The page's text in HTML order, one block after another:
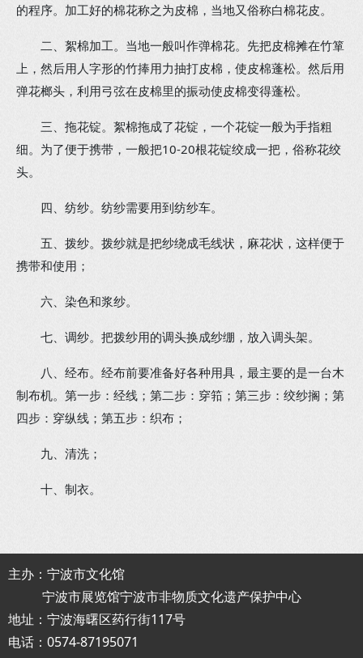
的程序。加工好的棉花称之为皮棉，当地又俗称白棉花皮。
二、絮棉加工。当地一般叫作弹棉花。先把皮棉摊在竹箪
上，然后用人字形的竹捧用力抽打皮棉，使皮棉蓬松。然后用
弹花榔头，利用弓弦在皮棉里的振动使皮棉变得蓬松。
三、拖花锭。絮棉拖成了花锭，一个花锭一般为手指粗
细。为了便于携带，一般把10-20根花锭绞成一把，俗称花绞
头。
四、纺纱。纺纱需要用到纺纱车。
五、拨纱。拨纱就是把纱绕成毛线状，麻花状，这样便于
携带和使用；
六、染色和浆纱。
七、调纱。把拨纱用的调头换成纱绷，放入调头架。
八、经布。经布前要准备好各种用具，最主要的是一台木
制布机。第一步：经线；第二步：穿筘；第三步：绞纱搁；第
四步：穿纵线；第五步：织布；
九、清洗；
十、制衣。
主办：宁波市文化馆
宁波市展览馆宁波市非物质文化遗产保护中心
地址：宁波海曙区药行街117号
电话：0574-87195071